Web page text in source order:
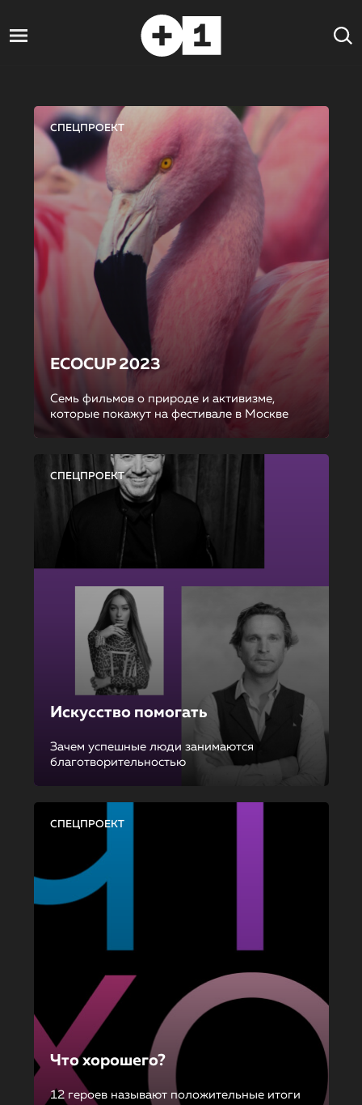
СПЕЦПРОЕКТ
ECOCUP 2023
Семь фильмов о природе и активизме,
которые покажут на фестивале в Москве
СПЕЦПРОЕКТ
Искусство помогать
Зачем успешные люди занимаются
благотворительностью
СПЕЦПРОЕКТ
Что хорошего?
12 героев называют положительные итоги